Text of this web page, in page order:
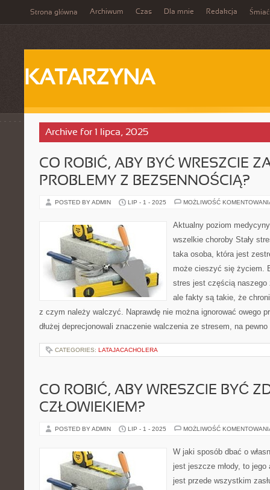
Strona główna Archiwum Czas Dla mnie Redakcja Śmiać
KATARZYNA
Archive for 1 lipca, 2025
CO ROBIĆ, ABY BYĆ WRESZCIE
PROBLEMY Z BEZSENNOŚCIĄ?
POSTED BY ADMIN LIP - 1 - 2025 MOŻLIWOŚĆ
Aktualny poziom
wszelkie choroby Stały
taka osoba, która jest
może cieszyć się życiem.
stres jest częścią
ale fakty są takie, że
z czym należy walczyć. Naprawdę nie można ignorować owego
dłużej deprecjonowali znaczenie walczenia ze stresem, na
CATEGORIES: LATAJACACHOLERA
CO ROBIĆ, ABY WRESZCIE BYĆ
CZŁOWIEKIEM?
POSTED BY ADMIN LIP - 1 - 2025 MOŻLIWOŚĆ
W jaki sposób dbać o
jest jeszcze młody, to
jest przede wszystkim